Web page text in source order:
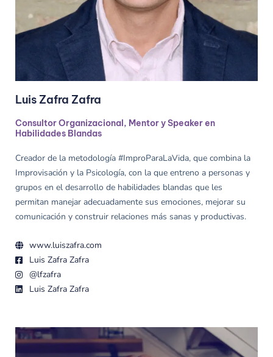
Luis Zafra Zafra
Consultor Organizacional, Mentor y Speaker en
Habilidades Blandas
Creador de la metodología #ImproParaLaVida, que combina la
Improvisación y la Psicología, con la que entreno a personas y
grupos en el desarrollo de habilidades blandas que les
permitan manejar adecuadamente sus emociones, mejorar su
comunicación y construir relaciones más sanas y productivas.
www.luiszafra.com
Luis Zafra Zafra
@lfzafra
Luis Zafra Zafra